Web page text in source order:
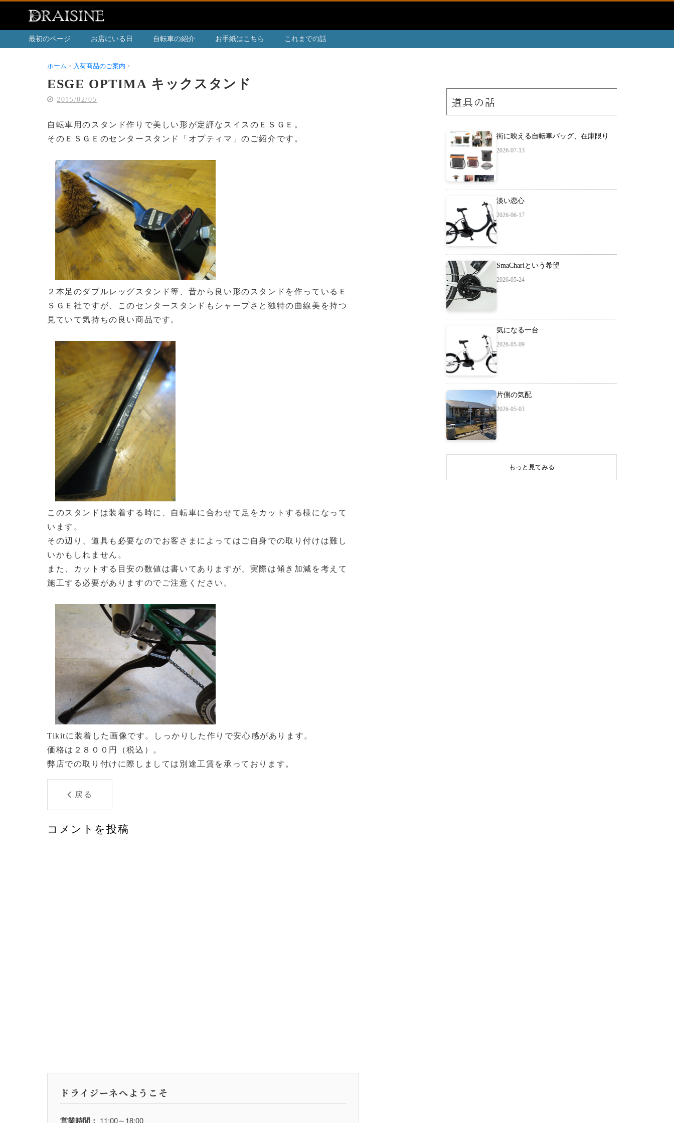
最初のページ お店にいる日 自転車の紹介 お手紙はこちら これまでの話
ホーム 入荷商品のご案内
ESGE OPTIMA キックスタンド
2015/02/05
自転車用のスタンド作りで美しい形が定評なスイスのＥＳＧＥ。
そのＥＳＧＥのセンタースタンド「オプティマ」のご紹介です。
２本足のダブルレッグスタンド等、昔から良い形のスタンドを作っているＥ
ＳＧＥ社ですが、このセンタースタンドもシャープさと独特の曲線美を持つ
見ていて気持ちの良い商品です。
このスタンドは装着する時に、自転車に合わせて足をカットする様になって
います。
その辺り、道具も必要なのでお客さまによってはご自身での取り付けは難し
いかもしれません。
また、カットする目安の数値は書いてありますが、実際は傾き加減を考えて
施工する必要がありますのでご注意ください。
Tikitに装着した画像です。しっかりした作りで安心感があります。
価格は２８００円（税込）。
弊店での取り付けに際しましては別途工賃を承っております。
戻る
コメントを投稿
ドライジーネへようこそ
営業時間： 11:00～18:00
道具の話
街に映える自転車バッグ、在庫限り
2026-07-13
淡い恋心
2026-06-17
SmaChariという希望
2026-05-24
気になる一台
2026-05-09
片側の気配
2026-05-03
もっと見てみる